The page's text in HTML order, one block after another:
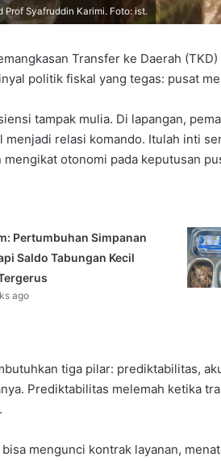
Prof Syafruddin Karimi. Foto: ist.
Transfer ke Daerah
politik fiskal yang tegas: pusat
tampak mulia. Di lapangan,
menjadi relasi komando. Itulah inti
mengikat otonomi pada keputusan
Pertumbuhan Simpanan
Saldo Tabungan Kecil
ago
tiga pilar: prediktabilitas,
Prediktabilitas melemah ketika
mengunci kontrak layanan,